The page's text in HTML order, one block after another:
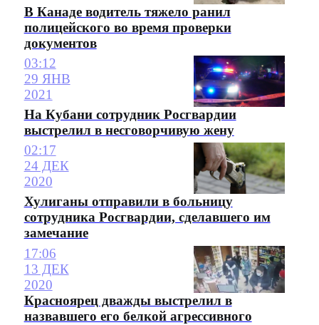
В Канаде водитель тяжело ранил
полицейского во время проверки
документов
03:12
29 ЯНВ
2021
На Кубани сотрудник Росгвардии
выстрелил в несговорчивую жену
02:17
24 ДЕК
2020
Хулиганы отправили в больницу
сотрудника Росгвардии, сделавшего им
замечание
17:06
13 ДЕК
2020
Красноярец дважды выстрелил в
назвавшего его белкой агрессивного